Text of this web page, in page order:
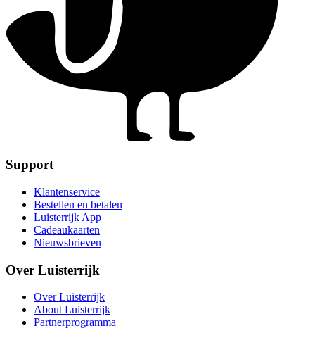
Support
Klantenservice
Bestellen en betalen
Luisterrijk App
Cadeaukaarten
Nieuwsbrieven
Over Luisterrijk
Over Luisterrijk
About Luisterrijk
Partnerprogramma